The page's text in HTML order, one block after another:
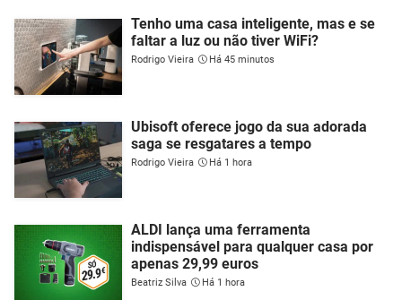
Tenho uma casa inteligente, mas e se
faltar a luz ou não tiver WiFi?
Rodrigo Vieira Há 45 minutos
Ubisoft oferece jogo da sua adorada
saga se resgatares a tempo
Rodrigo Vieira Há 1 hora
ALDI lança uma ferramenta
indispensável para qualquer casa por
apenas 29,99 euros
Beatriz Silva Há 1 hora